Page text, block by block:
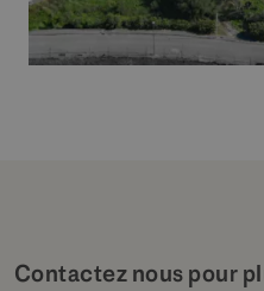
Contactez nous pour